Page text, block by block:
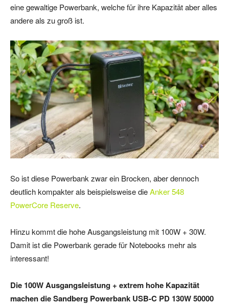
eine gewaltige Powerbank, welche für ihre Kapazität aber alles
andere als zu groß ist.
So ist diese Powerbank zwar ein Brocken, aber dennoch
deutlich kompakter als beispielsweise dieAnker 548
PowerCore Reserve.
Hinzu kommt die hohe Ausgangsleistung mit 100W + 30W.
Damit ist die Powerbank gerade für Notebooks mehr als
interessant!
Die 100W Ausgangsleistung + extrem hohe Kapazität
machen die Sandberg Powerbank USB-C PD 130W 50000